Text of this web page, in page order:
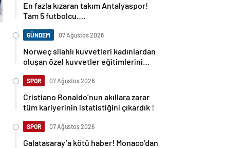
En fazla kızaran takım Antalyaspor!
Tam 5 futbolcu….
GÜNDEM 07 Ağustos 2026
Norweç silahlı kuvvetleri kadınlardan
oluşan özel kuvvetler eğitimlerini
SPOR 07 Ağustos 2026
Cristiano Ronaldo’nun akıllara zarar
tüm kariyerinin istatistiğini çıkardık !
SPOR 07 Ağustos 2026
Galatasaray’a kötü haber! Monaco’dan